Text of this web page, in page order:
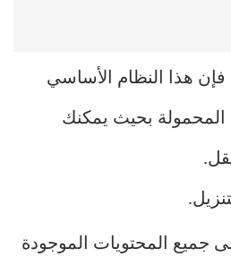
فإن هذا النظام الأساسي
المحمولة بحيث يمكنك
جميع المحتويات الموجودة